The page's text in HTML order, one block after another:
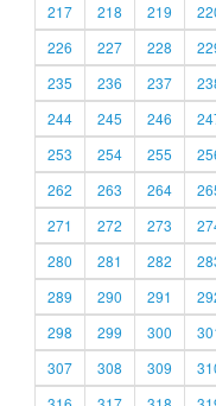
217
218 219
226
227 228
235
236 237
244
245 246
253
254 255
262
263 264
271
272 273
280
281 282
289
290 291
298
299 300
307
308 309